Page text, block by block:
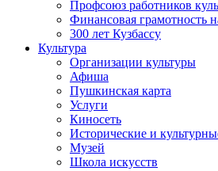
Профсоюз работников
Финансовая грамотность
300 лет Кузбассу
Культура
Организации культуры
Афиша
Пушкинская карта
Услуги
Киносеть
Исторические и
Музей
Школа искусств